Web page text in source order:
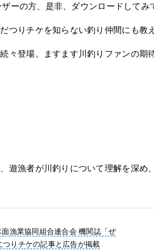
ーの方、是非、ダウンロードしてみ
つりチケを知らない釣り仲間にも教
々登場。ますます川釣りファンの期
遊漁者が川釣りについて理解を深め
面漁業協同組合連合会 機関誌「ぜ
つりチケの記事と広告が掲載